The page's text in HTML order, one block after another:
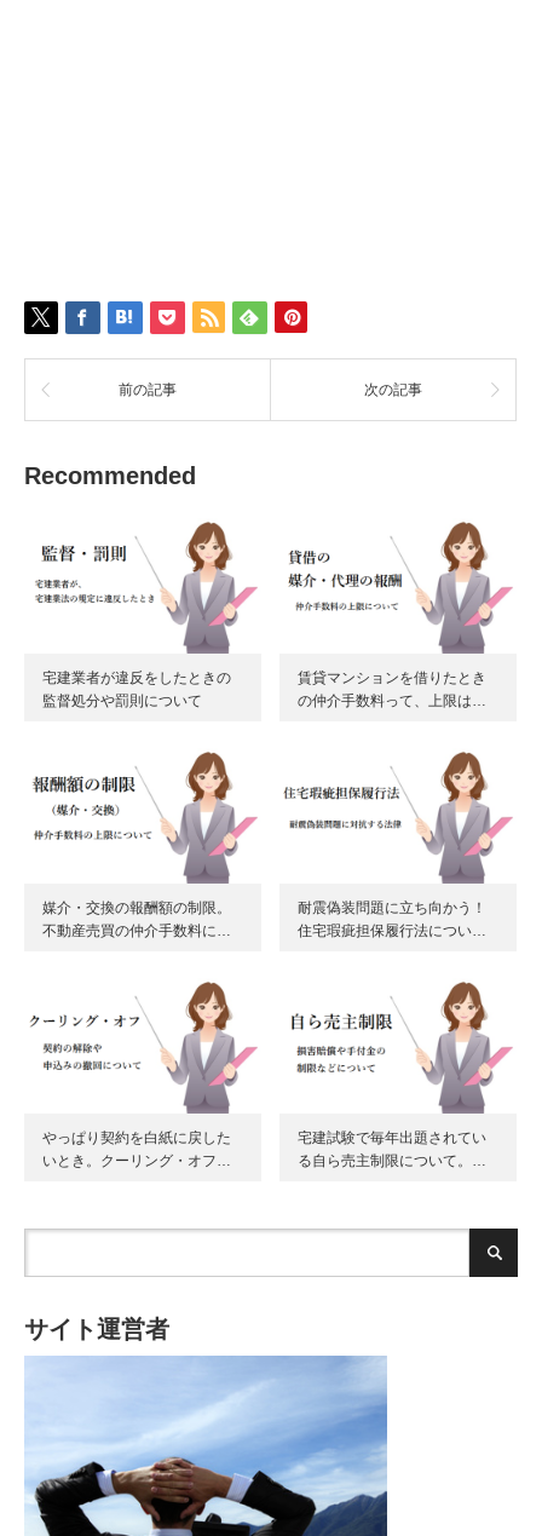
前の記事 次の記事
Recommended
宅建業者が違反をしたときの
監督処分や罰則について
賃貸マンションを借りたとき
の仲介手数料って、上限は…
媒介・交換の報酬額の制限。
不動産売買の仲介手数料に…
耐震偽装問題に立ち向かう！
住宅瑕疵担保履行法につい…
やっぱり契約を白紙に戻した
いとき。クーリング・オフ…
宅建試験で毎年出題されてい
る自ら売主制限について。…
サイト運営者